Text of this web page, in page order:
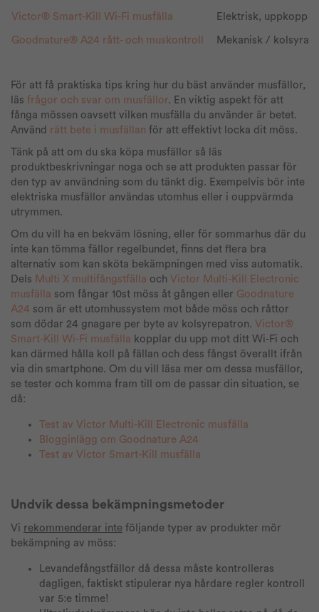
Victor® Smart-Kill Wi-Fi musfälla Elektrisk,
Goodnature® A24 rått- och muskontroll Mekanisk / kolsyra
För att få praktiska tips kring hur du bäst använder musfällor,
läs frågor och svar om musfällor. En viktig aspekt för att
fånga mössen oavsett vilken musfälla du använder är betet.
Använd rätt bete i musfällan för att effektivt locka dit möss.
Tänk på att om du ska köpa musfällor så läs
produktbeskrivningar noga och se att produkten passar för
den typ av användning som du tänkt dig. Exempelvis bör inte
elektriska musfällor användas utomhus eller i ouppvärmda
utrymmen.
Om du vill ha en bekväm lösning, eller för sommarhus där du
inte kan tömma fällor regelbundet, finns det flera bra
alternativ som kan sköta bekämpningen med viss automatik.
Dels Multi X multifångstfälla och Victor Multi-Kill Electronic
musfälla som fångar 10st möss åt gången eller Goodnature
A24 som är ett utomhussystem mot både möss och råttor
som dödar 24 gnagare per byte av kolsyrepatron. Victor®
Smart-Kill Wi-Fi musfälla kopplar du upp mot ditt Wi-Fi och
kan därmed hålla koll på fällan och dess fångst överallt ifrån
via din smartphone. Om du vill läsa mer om dessa musfällor,
se tester och komma fram till om de passar din situation, se
då:
Test av Victor Multi-Kill Electronic musfälla
Blogginlägg om Goodnature A24
Test av Victor Smart-Kill musfälla
Undvik dessa bekämpningsmetoder
Vi rekommenderar inte följande typer av produkter mör
bekämpning av möss:
Levandefångstfällor då dessa måste kontrolleras
dagligen, faktiskt stipulerar nya hårdare regler kontroll
var 5:e timme!